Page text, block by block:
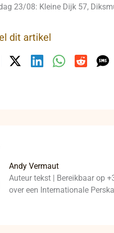
23/08: Kleine Dijk 57,
dit artikel
Andy Vermaut
Auteur tekst | Bereikbaar op
over een Internationale